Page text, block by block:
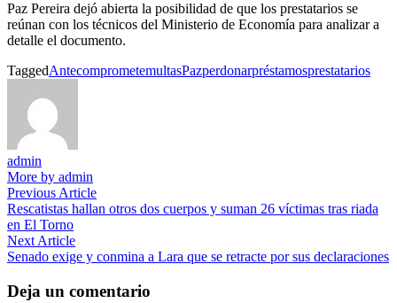
Paz Pereira dejó abierta la posibilidad de que los prestatarios se
reúnan con los técnicos del Ministerio de Economía para analizar a
detalle el documento.
TaggedAntecomprometemultasPazperdonarpréstamosprestatarios
admin
More by admin
Navegación
de
entradas
Previous ArticlePrevious
article:
Rescatistas hallan otros dos cuerpos y suman 26 víctimas tras riada
en El Torno
Next ArticleNext
article:
Senado exige y conmina a Lara que se retracte por sus declaraciones
Deja un comentario